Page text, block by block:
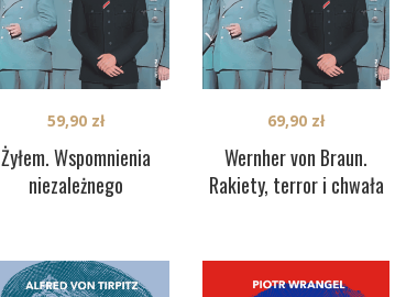
Żyłem. Wspomnienia
niezależnego
59,90 zł
Wernher von Braun.
Rakiety, terror i chwała
69,90 zł